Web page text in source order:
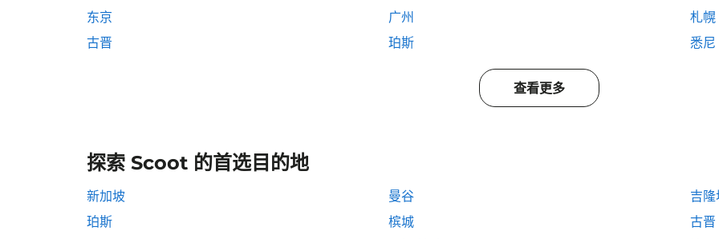
东京
广州
札幌
古晋
珀斯 悉尼
查看更多
探索 Scoot 的首选目的地
新加坡 曼谷
吉隆
珀斯
槟城
古晋